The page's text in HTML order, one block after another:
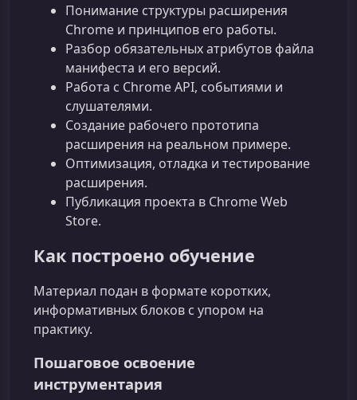
Понимание структуры расширения
Chrome и принципов его работы.
Разбор обязательных атрибутов файла
манифеста и его версий.
Работа с Chrome API, событиями и
слушателями.
Создание рабочего прототипа
расширения на реальном примере.
Оптимизация, отладка и тестирование
расширения.
Публикация проекта в Chrome Web
Store.
Как построено обучение
Материал подан в формате коротких,
информативных блоков с упором на
практику.
Пошаговое освоение
инструментария